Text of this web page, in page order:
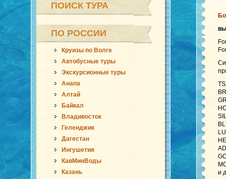
ПОИСК ТУРА
ПО РОССИИ
Круизы по Волге
Автобусные туры
Экскурсионные туры
Анапа
Алтай
Байкал
Владивосток
Геленджик
Дагестан
Ингушетия
КавМинВоды
Казань
и